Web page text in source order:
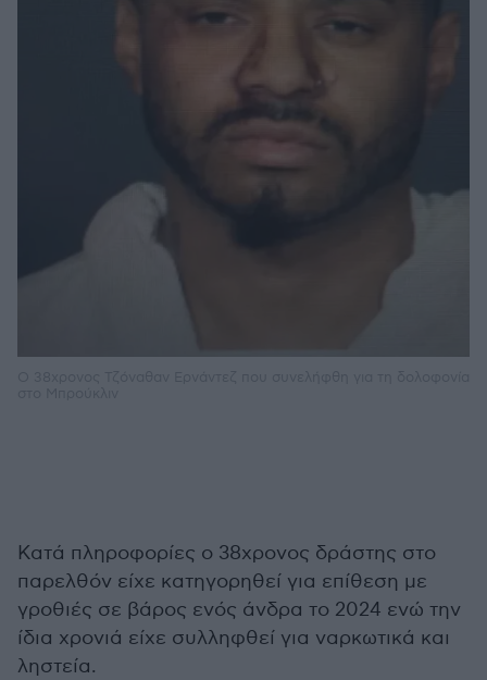
Κατά πληροφορίες ο 38χρονος δράστης στο
παρελθόν είχε κατηγορηθεί για επίθεση με
γροθιές σε βάρος ενός άνδρα το 2024 ενώ την
ίδια χρονιά είχε συλληφθεί για ναρκωτικά και
ληστεία.